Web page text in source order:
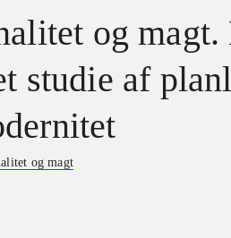
og
studie af
og magt